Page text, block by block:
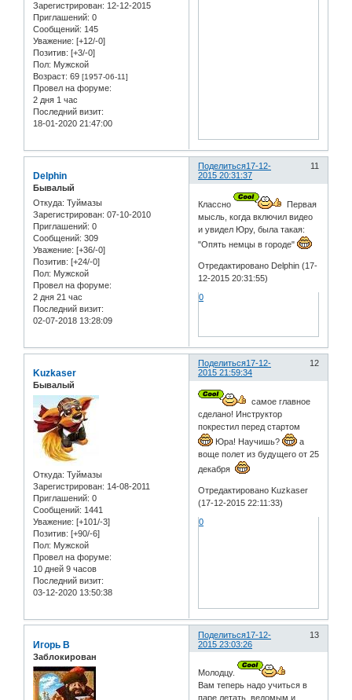
Зарегистрирован: 12-12-2015
Приглашений: 0
Сообщений: 145
Уважение: [+12/-0]
Позитив: [+3/-0]
Пол: Мужской
Возраст: 69 [1957-06-11]
Провел на форуме:
2 дня 1 час
Последний визит:
18-01-2020 21:47:00
Поделиться 11
17-12-
2015 20:31:37
Delphin
Бывалый
Откуда: Туймазы
Зарегистрирован: 07-10-2010
Приглашений: 0
Сообщений: 309
Уважение: [+36/-0]
Позитив: [+24/-0]
Пол: Мужской
Провел на форуме:
2 дня 21 час
Последний визит:
02-07-2018 13:28:09
Классно
Первая
мысль, когда включил видео
и увидел Юру, была такая:
"Опять немцы в городе"
Отредактировано Delphin (17-
12-2015 20:31:55)
0
Поделиться 12
17-12-
2015 21:59:34
Kuzkaser
Бывалый
Откуда: Туймазы
Зарегистрирован: 14-08-2011
Приглашений: 0
Сообщений: 1441
Уважение: [+101/-3]
Позитив: [+90/-6]
Пол: Мужской
Провел на форуме:
10 дней 9 часов
Последний визит:
03-12-2020 13:50:38
самое главное
сделано! Инструктор
покрестил перед стартом
Юра! Научишь?
а
воще полет из будущего от 25
декабря
Отредактировано Kuzkaser
(17-12-2015 22:11:33)
0
Поделиться 13
17-12-
2015 23:03:26
Игорь В
Заблокирован
Молодцу.
Вам теперь надо учиться в
паре летать, ведомым и